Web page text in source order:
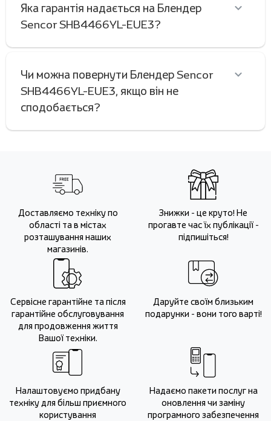
Яка гарантія надається на Блендер
Sencor SHB4466YL-EUE3?
Чи можна повернути Блендер Sencor
SHB4466YL-EUE3, якщо він не
сподобається?
Доставляємо техніку по
області та в містах
розташування наших
магазинів.
Знижки - це круто! Не
прогавте час їх публікації -
підпишіться!
Сервісне гарантійне та після
гарантійне обслуговування
для продовження життя
Вашої техніки.
Даруйте своїм близьким
подарунки - вони того варті!
Налаштовуємо придбану
техніку для більш приємного
користування
Надаємо пакети послуг на
оновлення чи заміну
програмного забезпечення